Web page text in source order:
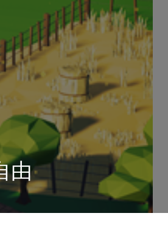
由